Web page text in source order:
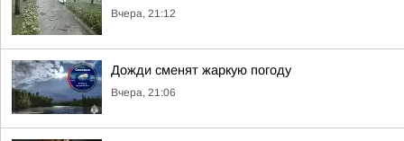
Вчера, 21:12
Дожди сменят жаркую погоду
Вчера, 21:06